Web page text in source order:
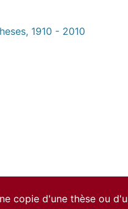
1910 - 2010
copie d'une thèse ou